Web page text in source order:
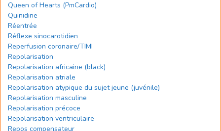
Queen of Hearts (PmCardio)
Quinidine
Réentrée
Réflexe sinocarotidien
Reperfusion coronaire/TIMI
Repolarisation
Repolarisation africaine (black)
Repolarisation atriale
Repolarisation atypique du sujet jeune (juvénile)
Repolarisation masculine
Repolarisation précoce
Repolarisation ventriculaire
Repos compensateur